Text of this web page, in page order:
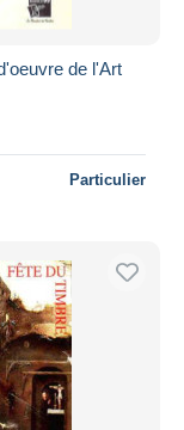
de l'Art
Particulier